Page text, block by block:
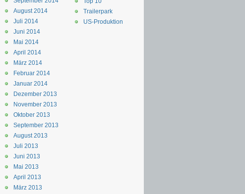
Trailerpark
US-Produktion
August 2014
Juli 2014
Juni 2014
Mai 2014
April 2014
März 2014
Februar 2014
Januar 2014
Dezember 2013
November 2013
Oktober 2013
September 2013
August 2013
Juli 2013
Juni 2013
Mai 2013
April 2013
März 2013